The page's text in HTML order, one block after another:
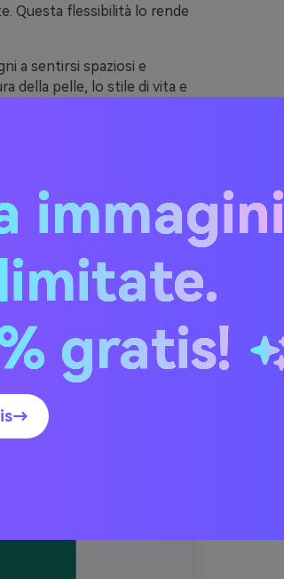
Questa flessibilità lo rende
a sentirsi spaziosi e
della pelle, lo stile di vita e
(corallo, burro,
menta
immagini
gratis!